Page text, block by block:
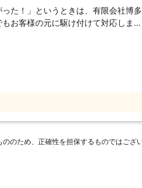
二輪車から大型トレーラー、特殊車
他社ではサービス対象外の車両で
だければ対応することができますの
します。 車のバッテリー上がりや
林レッカーをご利用ください。
った！」というときは、有限会社博
お客様の元に駆け付けて対応しま
のロードサ
> 突然起こる車のバッテリー上がり
ードサービス業者にご依頼くださ
」という事態が起きたら、私たち
整備、板金塗装など皆様の愛車をキ
のため、正確性を担保するものではござい